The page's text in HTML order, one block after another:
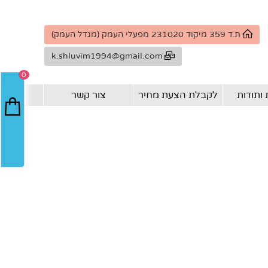
ת.ד 359 מיקוד 231020 מפעלי העמק (מגדל העמק)
k.shluvim1994@gmail.com
לקבלת הצעת מחיר צור קשר
0